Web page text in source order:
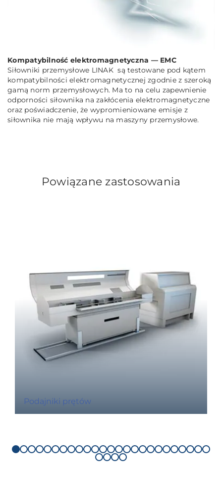
Kompatybilność elektromagnetyczna — EMC
Siłowniki przemysłowe LINAK są testowane pod kątem
kompatybilności elektromagnetycznej zgodnie z szeroką
gamą norm przemysłowych. Ma to na celu zapewnienie
odporności siłownika na zakłócenia elektromagnetyczne
oraz poświadczenie, że wypromieniowane emisje z
siłownika nie mają wpływu na maszyny przemysłowe.
Powiązane zastosowania
Podajniki prętów